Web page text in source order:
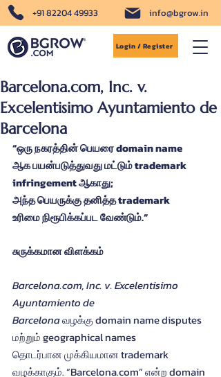
+91 82204 49933 info@bgrow.in
Login / Register
Barcelona.com, Inc. v.
Excelentisimo Ayuntamiento de
Barcelona
“ஒரு நகரத்தின் பெயரை domain name
ஆக பயன்படுத்துவது மட்டும் trademark
infringement ஆகாது;
அந்த பெயருக்கு தனித்த trademark
உரிமை நிரூபிக்கப்பட வேண்டும்.”
சுருக்கமான விளக்கம்
Barcelona.com, Inc. v. Excelentisimo
Ayuntamiento de
Barcelona வழக்கு domain name disputes
மற்றும் geographical names
தொடர்பான முக்கியமான trademark
வழக்காகும். “Barcelona.com” என்ற domain